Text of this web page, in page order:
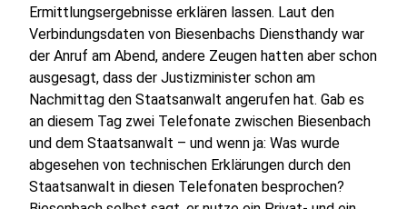
Ermittlungsergebnisse erklären lassen. Laut den
Verbindungsdaten von Biesenbachs Diensthandy war
der Anruf am Abend, andere Zeugen hatten aber schon
ausgesagt, dass der Justizminister schon am
Nachmittag den Staatsanwalt angerufen hat. Gab es
an diesem Tag zwei Telefonate zwischen Biesenbach
und dem Staatsanwalt – und wenn ja: Was wurde
abgesehen von technischen Erklärungen durch den
Staatsanwalt in diesen Telefonaten besprochen?